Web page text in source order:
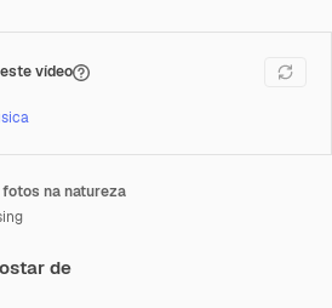
vídeo
na natureza
de